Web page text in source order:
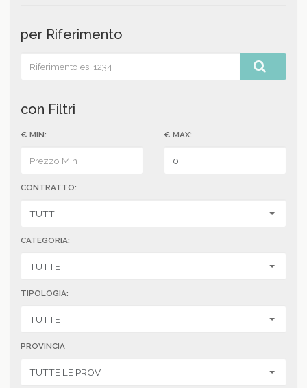
per Riferimento
con Filtri
€ MIN: € MAX:
CONTRATTO:
CATEGORIA:
TIPOLOGIA:
PROVINCIA